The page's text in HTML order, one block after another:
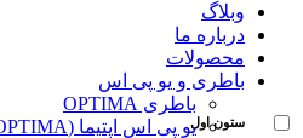
وبلاگ
درباره ما
محصولات
ستون اول
باطری و یو پی اس
باطری OPTIMA
یو پی اس اپتیما (OPTIMA)